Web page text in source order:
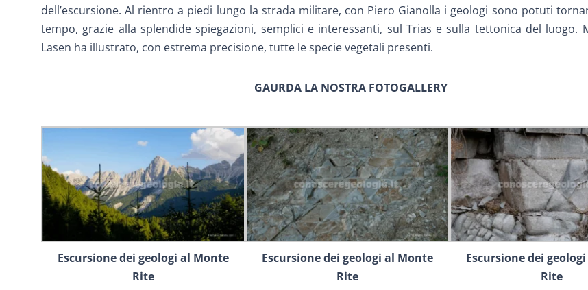
dell’escursione. Al rientro a piedi lungo la strada militare, con Piero Gianolla i geologi sono potuti
tempo, grazie alla splendide spiegazioni, semplici e interessanti, sul Trias e sulla tettonica del luogo.
Lasen ha illustrato, con estrema precisione, tutte le specie vegetali presenti.
GAURDA LA NOSTRA FOTOGALLERY
Escursione dei geologi al Monte
Rite
Escursione dei geologi al Monte
Rite
Escursione dei
Rite